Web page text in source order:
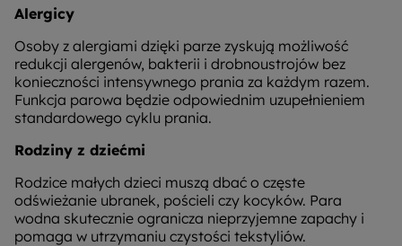
Alergicy
Osoby z alergiami dzięki parze zyskują możliwość
redukcji alergenów, bakterii i drobnoustrojów bez
konieczności intensywnego prania za każdym razem.
Funkcja parowa będzie odpowiednim uzupełnieniem
standardowego cyklu prania.
Rodziny z dziećmi
Rodzice małych dzieci muszą dbać o częste
odświeżanie ubranek, pościeli czy kocyków. Para
wodna skutecznie ogranicza nieprzyjemne zapachy i
pomaga w utrzymaniu czystości tekstyliów.